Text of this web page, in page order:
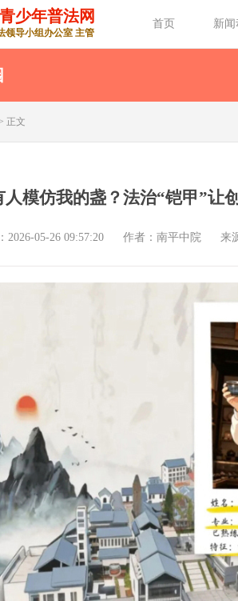
少年普法网
领导小组办公室 主管
首页 新
> 正文
人模仿我的盏？法治“铠甲”让
2026-05-26 09:57:20 作者：南平中院 来